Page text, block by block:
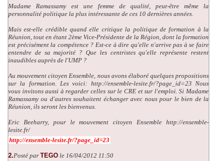
Madame Ramassamy est une femme de qualité, peut-être même la
personnalité politique la plus intéressante de ces 10 dernières années.
Mais est-elle crédible quand elle critique la politique de formation à la
Réunion, tout en étant 2ème Vice-Présidente de la Région, dont la formation
est précisément la compétence ? Est-ce à dire qu'elle n'arrive pas à se faire
entendre de sa majorité ? Que les centristes qu'elle représente restent
inaudibles auprès de l'UMP ?
Au mouvement citoyen Ensemble, nous avons élaboré quelques propositions
sur la formation. Les voici: http://ensemble-lesite.fr/?page_id=23 Nous
vous invitons aussi à regarder celles sur le CRE et sur l'emploi. Si Madame
Ramassamy ou d'autres souhaitent échanger avec nous pour le bien de la
Réunion, ils seront les bienvenus.
Eric Beeharry, pour le mouvement citoyen Ensemble http://ensemble-
lesite.fr/
http://ensemble-lesite.fr/?page_id=23
2.Posté par TEGO le 16/04/2012 11:50